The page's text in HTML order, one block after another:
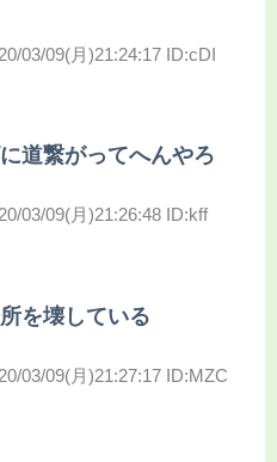
20/03/09(月)21:24:17 ID:cDI
道繋がってへんやろ
20/03/09(月)21:26:48 ID:kff
を壊している
20/03/09(月)21:27:17 ID:MZC